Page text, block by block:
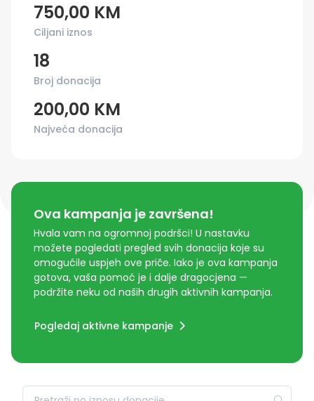
750,00 KM
Ciljani iznos
18
Broj donacija
200,00 KM
Najveća donacija
Ova kampanja je završena!
Hvala vam na ogromnoj podršci! U nastavku
možete pogledati pregled svih donacija koje su
omogućile uspjeh ove priče. Iako je ova kampanja
gotova, vaša pomoć je i dalje dragocjena —
podržite neku od naših drugih aktivnih kampanja.
Pogledaj aktivne kampanje